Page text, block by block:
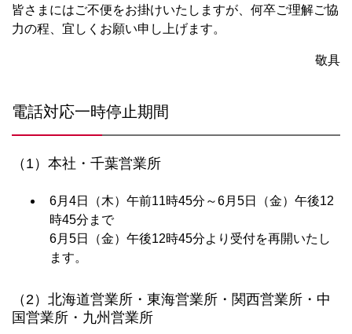
皆さまにはご不便をお掛けいたしますが、何卒ご理解ご協
力の程、宜しくお願い申し上げます。
敬具
電話対応一時停止期間
（1）本社・千葉営業所
6月4日（木）午前11時45分～6月5日（金）午後12
時45分まで
6月5日（金）午後12時45分より受付を再開いたし
ます。
（2）北海道営業所・東海営業所・関西営業所・中
国営業所・九州営業所